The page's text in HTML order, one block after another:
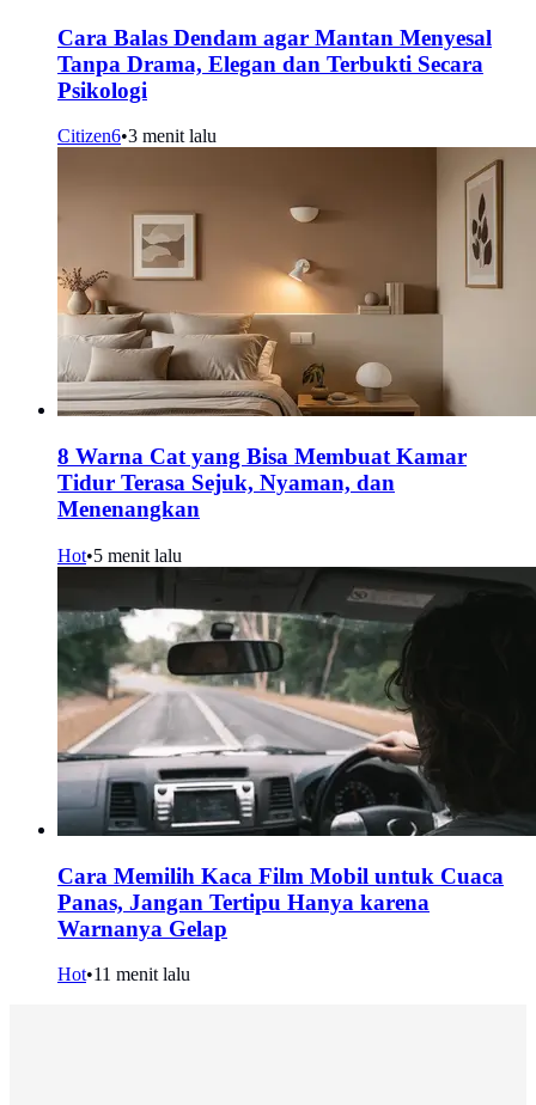
Cara Balas Dendam agar Mantan Menyesal
Tanpa Drama, Elegan dan Terbukti Secara
Psikologi
Citizen6•3 menit lalu
8 Warna Cat yang Bisa Membuat Kamar
Tidur Terasa Sejuk, Nyaman, dan
Menenangkan
Hot•5 menit lalu
Cara Memilih Kaca Film Mobil untuk Cuaca
Panas, Jangan Tertipu Hanya karena
Warnanya Gelap
Hot•11 menit lalu